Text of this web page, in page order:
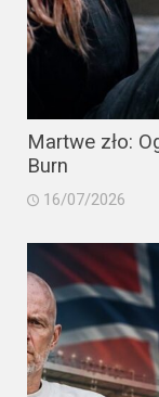
Martwe zło:
Burn
16/07/2026